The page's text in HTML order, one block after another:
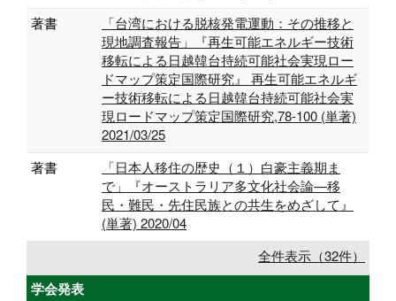
著書
「台湾における脱核発電運動：その推移と
現地調査報告」『再生可能エネルギー技術
移転による日越韓台持続可能社会実現ロー
ドマップ策定国際研究』 再生可能エネルギ
ー技術移転による日越韓台持続可能社会実
現ロードマップ策定国際研究,78-100 (単著)
2021/03/25
著書
「日本人移住の歴史（１）白豪主義期ま
で」『オーストラリア多文化社会論—移
民・難民・先住民族との共生をめざして』
(単著) 2020/04
全件表示（32件）
学会発表